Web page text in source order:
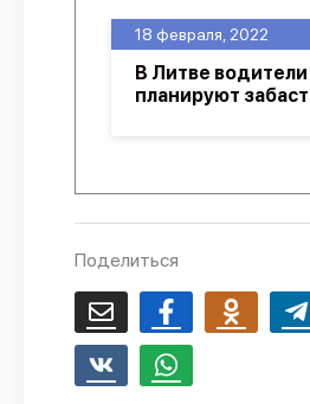
О проекте
Политика
18 февраля, 2022
В Литве водители
планируют
Поделиться